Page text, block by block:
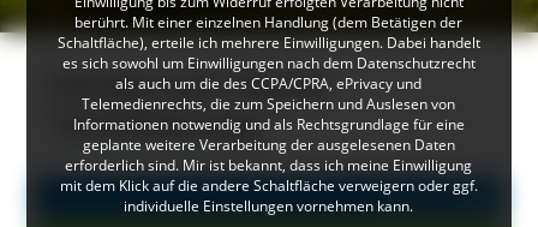
Inhalte zum Thema
"Zertifizierung"
Alle Einträge
berührt. Mit einer einzelnen Handlung (dem Betätigen der
Schaltfläche), erteile ich mehrere Einwilligungen. Dabei handelt
es sich sowohl um Einwilligungen nach dem Datenschutzrecht
als auch um die des CCPA/CPRA, ePrivacy und
Telemedienrechts, die zum Speichern und Auslesen von
Informationen notwendig und als Rechtsgrundlage für eine
geplante weitere Verarbeitung der ausgelesenen Daten
erforderlich sind. Mir ist bekannt, dass ich meine Einwilligung
mit dem Klick auf die andere Schaltfläche verweigern oder ggf.
individuelle Einstellungen vornehmen kann.